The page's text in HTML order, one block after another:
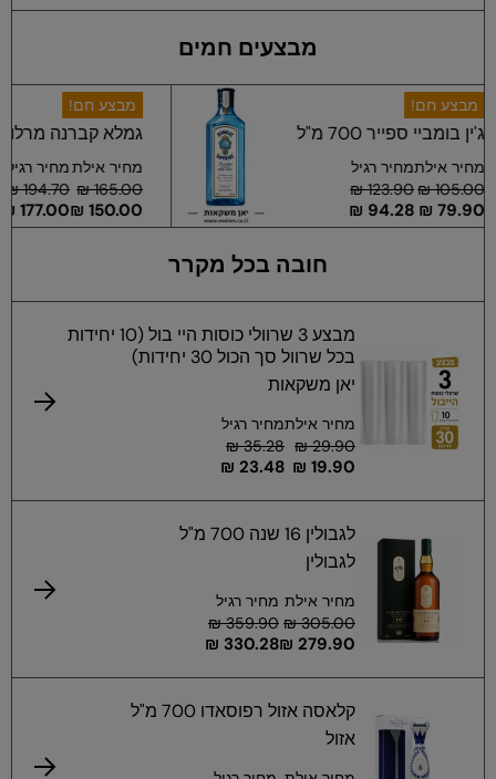
מבצעים חמים
ג'ין בומביי ספייר 700 מ"ל
מחיר אילת
105.00 ₪
79.90 ₪
גמלא
מחיר
165.00 ₪
₪
חובה בכל מקרר
מבצע 3 שרוולי כוסות היי בול (10 יחידות
בכל שרוול סך הכול 30 יחידות)
יאן משקאות
מחיר אילת
29.90 ₪
19.90 ₪
מחיר רגיל
35.28 ₪
23.48 ₪
לגבולין 16 שנה 700 מ"ל
לגבולין
מחיר אילת
305.00 ₪
279.90 ₪
מחיר רגיל
359.90 ₪
330.28 ₪
קלאסה אזול רפוסאדו 700 מ"ל
אזול